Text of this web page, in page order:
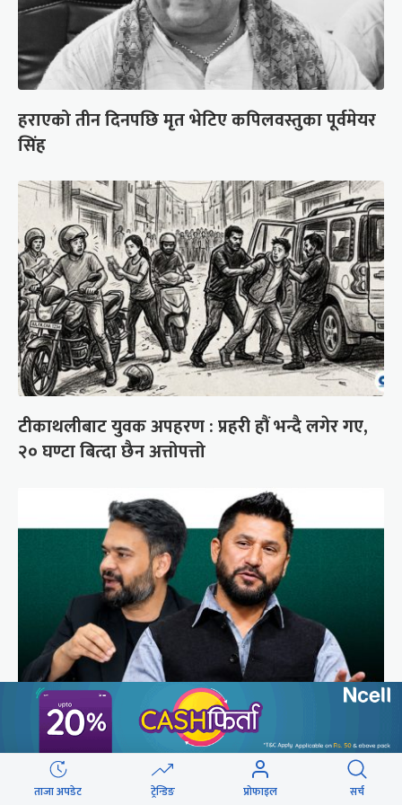
हराएको तीन दिनपछि मृत भेटिए कपिलवस्तुका पूर्वमेयर
सिंह
टीकाथलीबाट युवक अपहरण : प्रहरी हौं भन्दै लगेर गए,
२० घण्टा बित्दा छैन अत्तोपत्तो
प्रधानमन्त्री-रास्वपा : बढ्दैछ छटपटी
ताजा अपडेट ट्रेन्डिङ प्रोफाइल सर्च